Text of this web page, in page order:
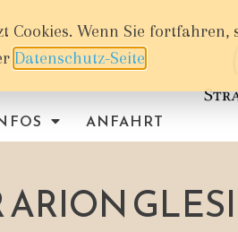
ANFAHRT
ARION
Cookies. Wenn Sie
Datenschutz-Seite